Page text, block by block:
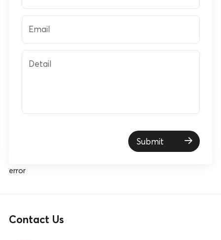
Email
Detail
Submit
error
Contact Us